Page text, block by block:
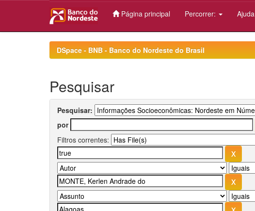
Página principal Percorrer: Ajuda
DSpace - BNB - Banco do Nordeste do Brasil
Pesquisar
Pesquisar:
por
Filtros correntes: